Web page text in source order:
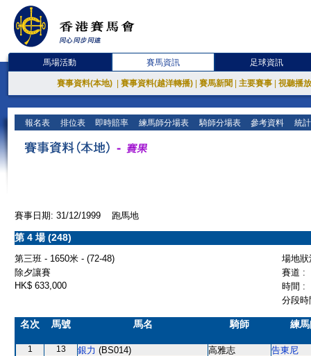
馬場活動 賽馬資訊 足球資訊
賽事資料(本地) 賽事資料(越洋轉播) 賽馬新聞 主要賽事 視聽播
報名表 排位表 即時賠率 練馬師分場表 騎師分場表 參考資料 統
賽事日期: 31/12/1999 跑馬地
第 4 場 (248)
第三班 - 1650米 - (72-48)
場地
除夕讓賽
賽道 :
HK$ 633,000
時間 :
分段
名次 馬號 馬名 騎師 練
1 13 銀力 (BS014) 高雅志 告東尼